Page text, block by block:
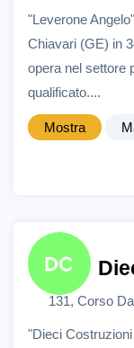
"Leverone
Chiavari (GE) in
opera nel settore
qualificato....
Mostra
131, Corso
"Dieci